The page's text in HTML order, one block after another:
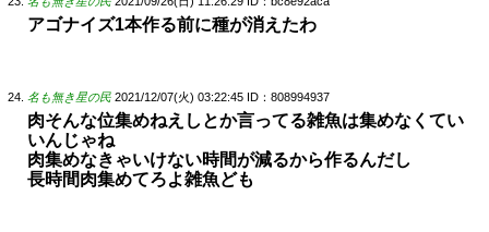
アゴナイズ1本作る前に種が消えたわ
名も無き星の民 2021/12/07(火) 03:22:45 ID：808994937
肉そんな位集めねえしとか言ってる雑魚は集めなくてい
いんじゃね
肉集めなきゃいけない時間が減るから作るんだし
長時間肉集めてろよ雑魚ども